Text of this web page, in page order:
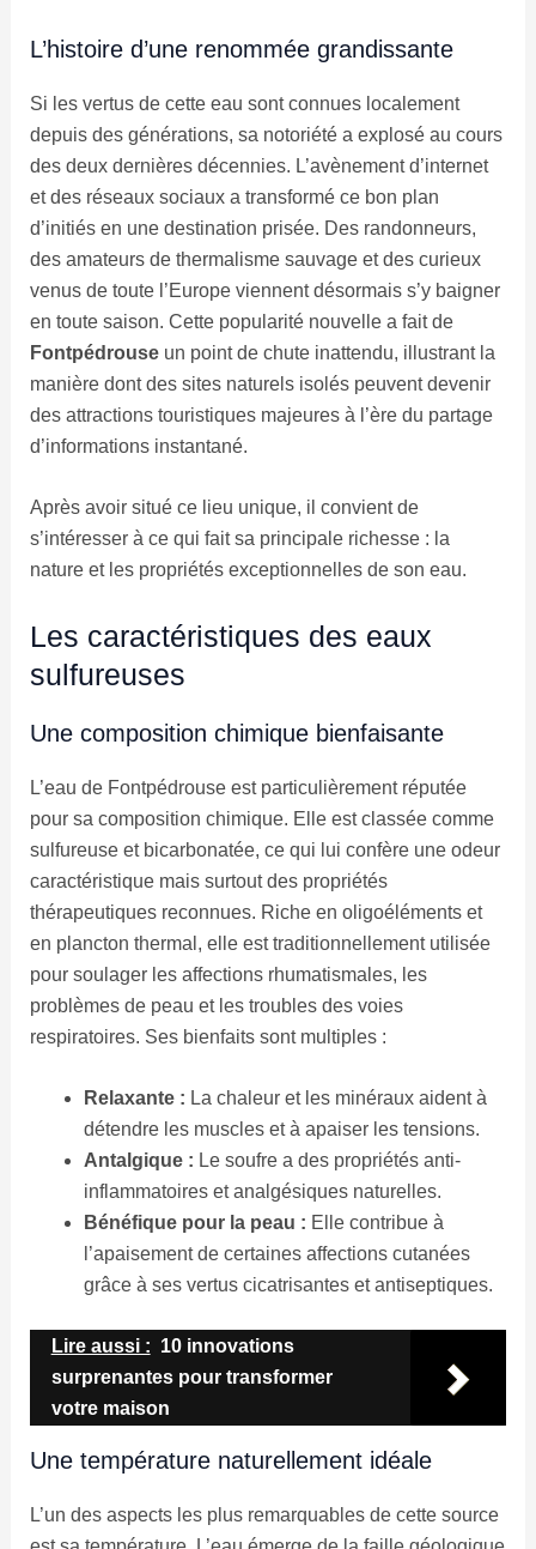
L’histoire d’une renommée grandissante
Si les vertus de cette eau sont connues localement
depuis des générations, sa notoriété a explosé au cours
des deux dernières décennies. L’avènement d’internet
et des réseaux sociaux a transformé ce bon plan
d’initiés en une destination prisée. Des randonneurs,
des amateurs de thermalisme sauvage et des curieux
venus de toute l’Europe viennent désormais s’y baigner
en toute saison. Cette popularité nouvelle a fait de
Fontpédrouseun point de chute inattendu, illustrant la
manière dont des sites naturels isolés peuvent devenir
des attractions touristiques majeures à l’ère du partage
d’informations instantané.
Après avoir situé ce lieu unique, il convient de
s’intéresser à ce qui fait sa principale richesse : la
nature et les propriétés exceptionnelles de son eau.
Les caractéristiques des eaux
sulfureuses
Une composition chimique bienfaisante
L’eau de Fontpédrouse est particulièrement réputée
pour sa composition chimique. Elle est classée comme
sulfureuse et bicarbonatée, ce qui lui confère une odeur
caractéristique mais surtout des propriétés
thérapeutiques reconnues. Riche en oligoéléments et
en plancton thermal, elle est traditionnellement utilisée
pour soulager les affections rhumatismales, les
problèmes de peau et les troubles des voies
respiratoires. Ses bienfaits sont multiples :
Relaxante : La chaleur et les minéraux aident à
détendre les muscles et à apaiser les tensions.
Antalgique : Le soufre a des propriétés anti-
inflammatoires et analgésiques naturelles.
Bénéfique pour la peau : Elle contribue à
l’apaisement de certaines affections cutanées
grâce à ses vertus cicatrisantes et antiseptiques.
Lire aussi : 10 innovations
surprenantes pour transformer
votre maison
Une température naturellement idéale
L’un des aspects les plus remarquables de cette source